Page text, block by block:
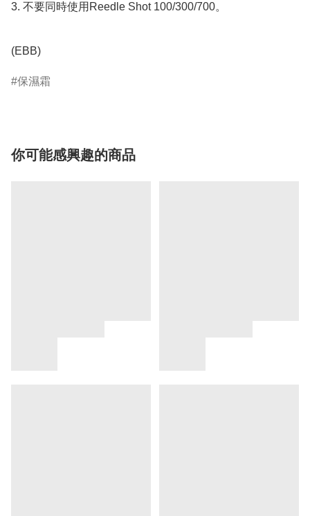
3.⁠ ⁠不要同時使用Reedle Shot 100/300/700。
(EBB)
保濕霜
你可能感興趣的商品